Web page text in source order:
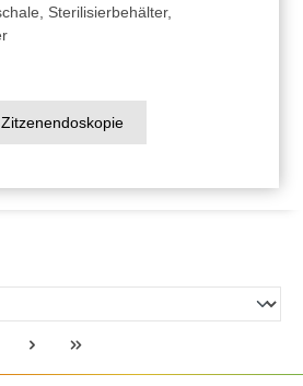
Sterilisierbehälter,